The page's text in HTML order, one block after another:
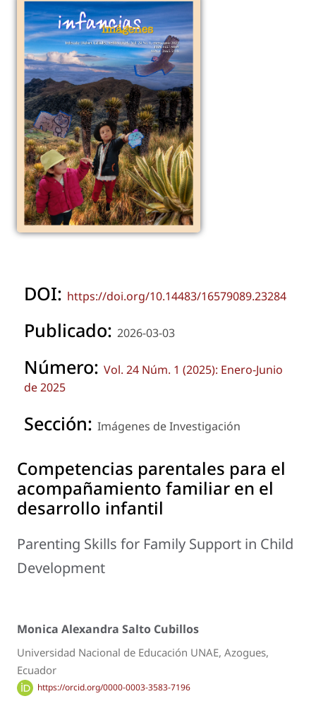
DOI: https://doi.org/10.14483/16579089.23284
Publicado: 2026-03-03
Número: Vol. 24 Núm. 1 (2025): Enero-Junio
de 2025
Sección: Imágenes de Investigación
Competencias parentales para el
acompañamiento familiar en el
desarrollo infantil
Parenting Skills for Family Support in Child
Development
Monica Alexandra Salto Cubillos
Universidad Nacional de Educación UNAE, Azogues,
Ecuador
https://orcid.org/0000-0003-3583-7196